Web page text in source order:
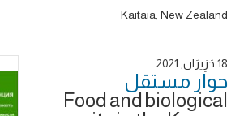
Kaitaia, New Zealand
18 حَزِيرَان, 2021
حوار ‎مستقل
Food and biological